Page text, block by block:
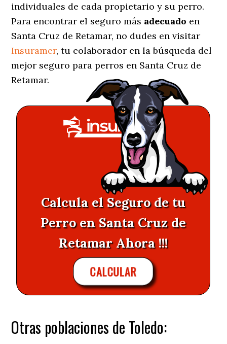
individuales de cada propietario y su perro.
Para encontrar el seguro más adecuado en
Santa Cruz de Retamar, no dudes en visitar
Insuramer, tu colaborador en la búsqueda del
mejor seguro para perros en Santa Cruz de
Retamar.
Calcula el Seguro de tu
Perro en Santa Cruz de
Retamar Ahora !!!
CALCULAR
Otras poblaciones de Toledo: